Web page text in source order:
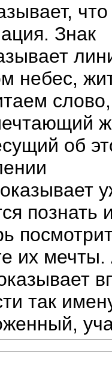
Знак
небес,
слово,
об
их мечты.
так